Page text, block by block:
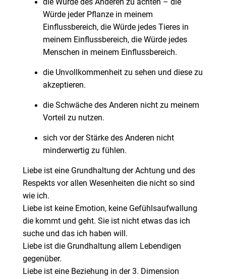
die Würde des Anderen zu achten – die
Würde jeder Pflanze in meinem
Einflussbereich, die Würde jedes Tieres in
meinem Einflussbereich, die Würde jedes
Menschen in meinem Einflussbereich.
die Unvollkommenheit zu sehen und diese zu
akzeptieren.
die Schwäche des Anderen nicht zu meinem
Vorteil zu nutzen.
sich vor der Stärke des Anderen nicht
minderwertig zu fühlen.
Liebe ist eine Grundhaltung der Achtung und des
Respekts vor allen Wesenheiten die nicht so sind
wie ich.
Liebe ist keine Emotion, keine Gefühlsaufwallung
die kommt und geht. Sie ist nicht etwas das ich
suche und das ich haben will.
Liebe ist die Grundhaltung allem Lebendigen
gegenüber.
Liebe ist eine Beziehung in der 3. Dimension